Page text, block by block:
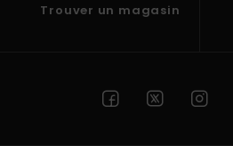
Trouver un magasin